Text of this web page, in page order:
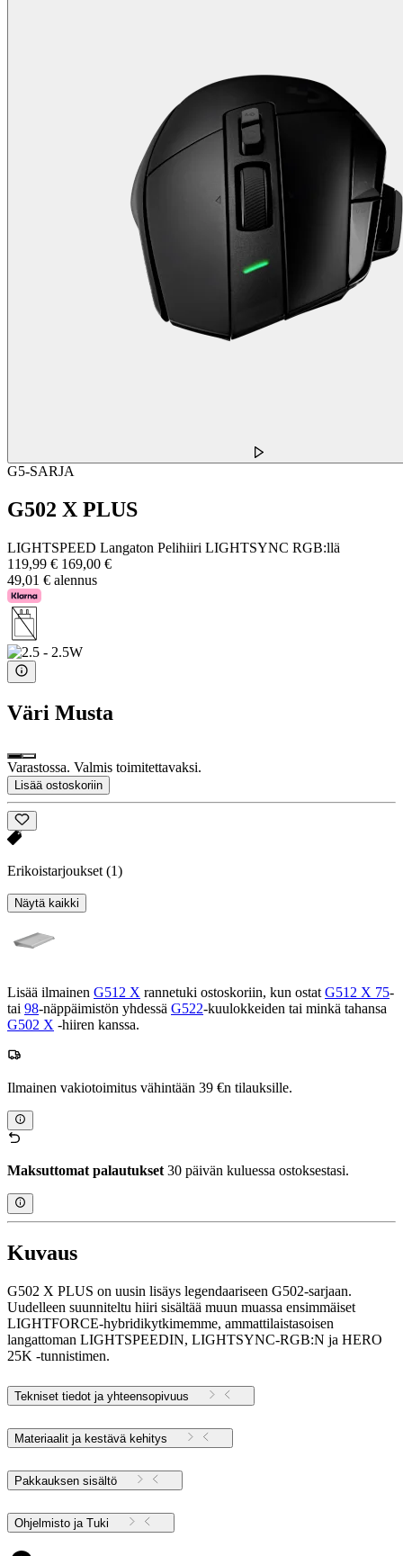
G5-SARJA
G502 X PLUS
LIGHTSPEED Langaton Pelihiiri LIGHTSYNC RGB:llä
119,99 € 169,00 €
49,01 € alennus
Väri Musta
Varastossa. Valmis toimitettavaksi.
Lisää ostoskoriin
Erikoistarjoukset (1)
Näytä kaikki
Lisää ilmainen G512 X rannetuki ostoskoriin, kun ostat G512 X 75-
tai 98-näppäimistön yhdessä G522-kuulokkeiden tai minkä tahansa
G502 X -hiiren kanssa.
Ilmainen vakiotoimitus vähintään 39 €n tilauksille.
Maksuttomat palautukset30 päivän kuluessa ostoksestasi.
Kuvaus
G502 X PLUS on uusin lisäys legendaariseen G502-sarjaan.
Uudelleen suunniteltu hiiri sisältää muun muassa ensimmäiset
LIGHTFORCE-hybridikytkimemme, ammattilaistasoisen
langattoman LIGHTSPEEDIN, LIGHTSYNC-RGB:N ja HERO
25K -tunnistimen.
Tekniset tiedot ja yhteensopivuus
Materiaalit ja kestävä kehitys
Pakkauksen sisältö
Ohjelmisto ja Tuki